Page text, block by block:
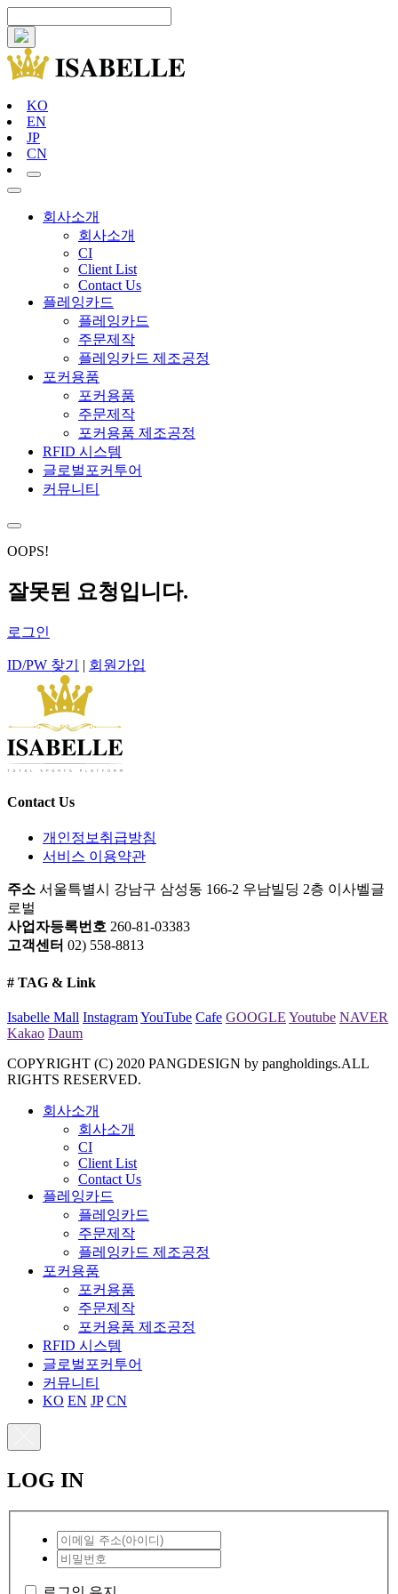
KO
EN
JP
CN
회사소개
회사소개
CI
Client List
Contact Us
플레잉카드
플레잉카드
주문제작
플레잉카드 제조공정
포커용품
포커용품
주문제작
포커용품 제조공정
RFID 시스템
글로벌포커투어
커뮤니티
OOPS!
잘못된 요청입니다.
로그인
ID/PW 찾기 | 회원가입
Contact Us
개인정보취급방침
서비스 이용약관
주소 서울특별시 강남구 삼성동 166-2 우남빌딩 2층 이사벨글
로벌
사업자등록번호 260-81-03383
고객센터 02) 558-8813
# TAG & Link
Isabelle Mall InstagramYouTube Cafe GOOGLE Youtube NAVER
Kakao Daum
COPYRIGHT (C) 2020 PANGDESIGN by pangholdings.ALL
RIGHTS RESERVED.
회사소개
회사소개
CI
Client List
Contact Us
플레잉카드
플레잉카드
주문제작
플레잉카드 제조공정
포커용품
포커용품
주문제작
포커용품 제조공정
RFID 시스템
글로벌포커투어
커뮤니티
KO EN JP CN
LOG IN